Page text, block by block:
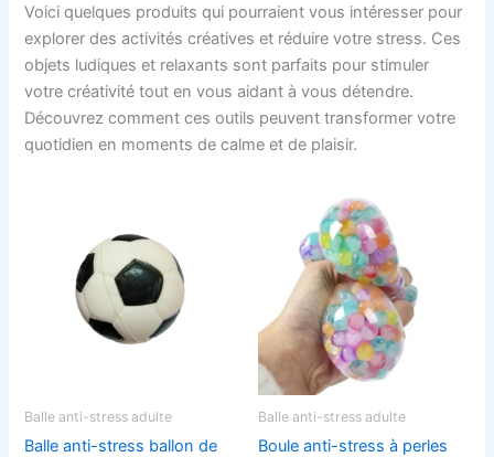
Voici quelques produits qui pourraient vous intéresser pour
explorer des activités créatives et réduire votre stress. Ces
objets ludiques et relaxants sont parfaits pour stimuler
votre créativité tout en vous aidant à vous détendre.
Découvrez comment ces outils peuvent transformer votre
quotidien en moments de calme et de plaisir.
Balle anti-stress adulte
Balle anti-stress ballon de
Balle anti-stress adulte
Boule anti-stress à perles